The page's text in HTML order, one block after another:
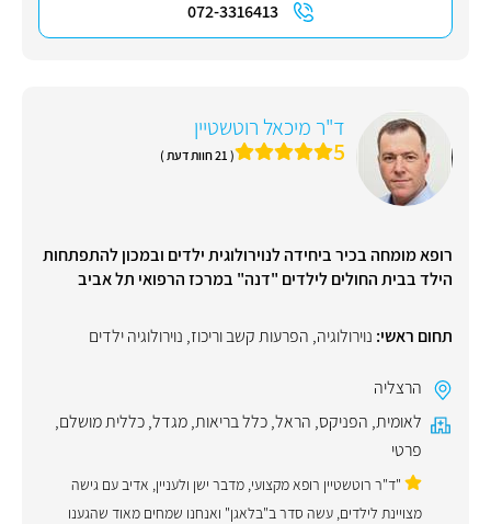
072-3316413
ד"ר מיכאל רוטשטיין
5 ( 21 חוות דעת )
רופא מומחה בכיר ביחידה לנוירולוגית ילדים ובמכון להתפתחות
הילד בבית החולים לילדים "דנה" במרכז הרפואי תל אביב
תחום ראשי: נוירולוגיה, הפרעות קשב וריכוז, נוירולוגיה ילדים
הרצליה
לאומית, הפניקס, הראל,כלל בריאות,מגדל,כללית מושלם,
פרטי
"ד"ר רוטשטיין רופא מקצועי, מדבר ישן ולעניין, אדיב עם גישה
מצויינת לילדים, עשה סדר ב"בלאגן" ואנחנו שמחים מאוד שהגענו